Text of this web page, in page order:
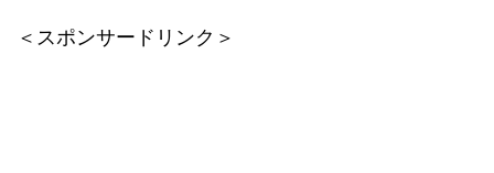
＜スポンサードリンク＞